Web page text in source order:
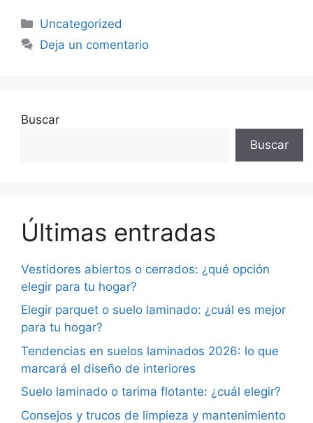
Uncategorized
Deja un comentario
Buscar
Buscar
Últimas entradas
Vestidores abiertos o cerrados: ¿qué opción
elegir para tu hogar?
Elegir parquet o suelo laminado: ¿cuál es mejor
para tu hogar?
Tendencias en suelos laminados 2026: lo que
marcará el diseño de interiores
Suelo laminado o tarima flotante: ¿cuál elegir?
Consejos y trucos de limpieza y mantenimiento